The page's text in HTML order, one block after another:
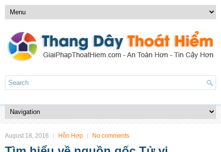
August 18, 2016 Hỗn Hợp No comments